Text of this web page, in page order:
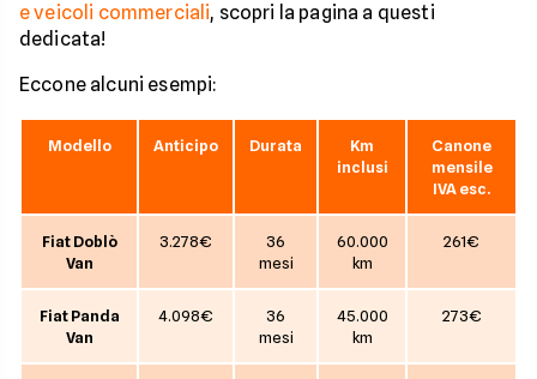
e veicoli commerciali, scopri la pagina a questi
dedicata!
Eccone alcuni esempi:
Modello Anticipo Durata
Km
inclusi
Canone
mensile
IVA esc.
Fiat Doblò
Van
3.278€
36
mesi
60.000
km
261€
Fiat Panda
Van
4.098€
36
mesi
45.000
km
273€